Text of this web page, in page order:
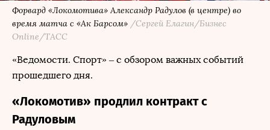
Форвард «Локомотива» Александр Радулов (в центре) во
время матча c «Ак Барсом» /Сергей Елагин/Бизнес
Online/ТАСС
«Ведомости. Спорт» – с обзором важных событий
прошедшего дня.
«Локомотив» продлил контракт с
Радуловым